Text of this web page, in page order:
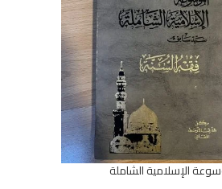
الإسلامية الشاملة